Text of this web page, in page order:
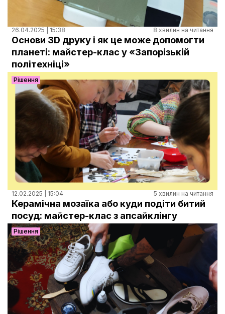
26.04.2025 | 15:38 8 хвилин на читання
Основи 3D друку і як це може допомогти
планеті: майстер-клас у ‭«Запорізькій
політехніці»
Рішення
12.02.2025 | 15:04 5 хвилин на читання
Керамічна мозаїка або куди подіти битий
посуд: майстер-клас з апсайклінгу
Рішення